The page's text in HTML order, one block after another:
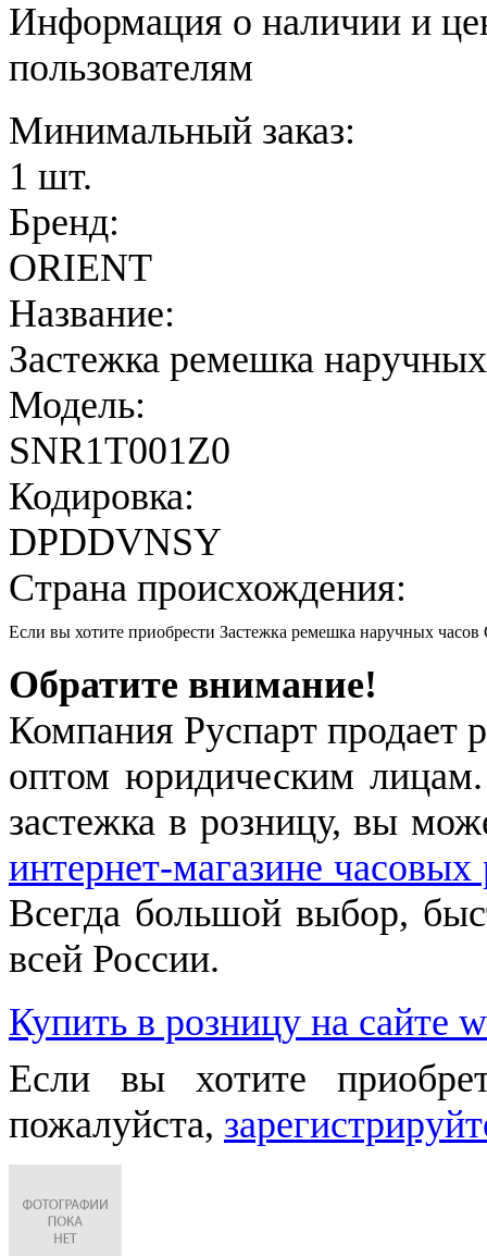
Информация о наличии и
пользователям
Минимальный заказ:
1 шт.
Бренд:
ORIENT
Название:
Застежка ремешка
Модель:
SNR1T001Z0
Кодировка:
DPDDVNSY
Страна происхождения:
Если вы хотите приобрести Застежка ремешка наручных
Обратите внимание!
Компания Руспарт продает
оптом юридическим
застежка в розницу, вы
интернет-магазине
Всегда большой выбор,
всей России.
Купить в розницу на сайте
Если вы хотите
пожалуйста,